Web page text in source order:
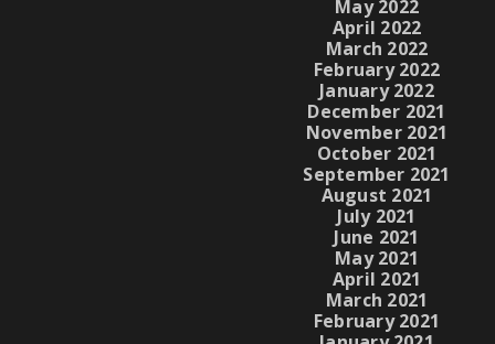
May 2022
April 2022
March 2022
February 2022
January 2022
December 2021
November 2021
October 2021
September 2021
August 2021
July 2021
June 2021
May 2021
April 2021
March 2021
February 2021